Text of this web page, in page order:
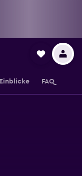
Einblicke FAQ